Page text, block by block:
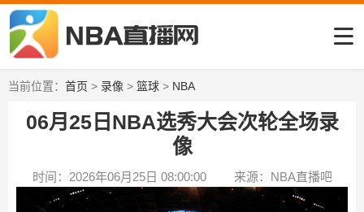
当前位置： 首页 > 录像 > 篮球 > NBA
06月25日NBA选秀大会次轮全场录
像
时间：2026年06月25日 08:00:00 来源：NBA直播吧